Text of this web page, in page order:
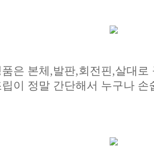
은 본체,발판,회전핀,살대로
립이 정말 간단해서 누구나 손